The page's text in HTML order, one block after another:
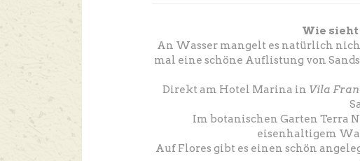
Wie sieht
An Wasser mangelt es natürlich
mal eine schöne Auflistung von
Direkt am Hotel Marina in Vila
Im botanischen Garten Terra
eisenhaltigem
Auf Flores gibt es einen schön